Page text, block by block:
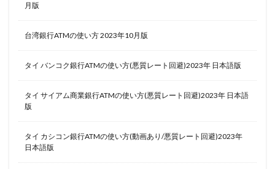
月版
台湾銀行ATMの使い方 2023年10月版
タイ バンコク銀行ATMの使い方(悪質レート回避)2023年 日本語版
タイ サイアム商業銀行ATMの使い方(悪質レート回避)2023年 日本語
版
タイ カシコン銀行ATMの使い方(動画あり/悪質レート回避)2023年
日本語版